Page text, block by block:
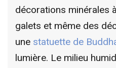
décorations minérales
galets et même des
une statuette de
lumière. Le milieu